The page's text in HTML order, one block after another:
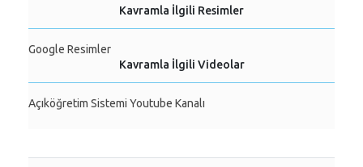
Kavramla İlgili Resimler
Google Resimler
Kavramla İlgili Videolar
Açıköğretim Sistemi Youtube Kanalı